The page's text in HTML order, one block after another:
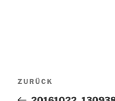
Beitragsnavigation
Vorheriger
Beitrag
ZURÜCK